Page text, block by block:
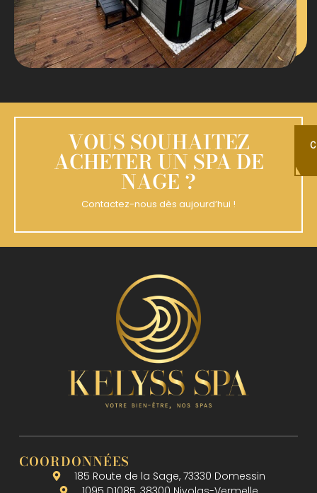
VOUS SOUHAITEZ
ACHETER UN SPA DE
NAGE ?
Contactez-nous dès aujourd’hui !
COORDONNÉES
185 Route de la Sage, 73330 Domessin